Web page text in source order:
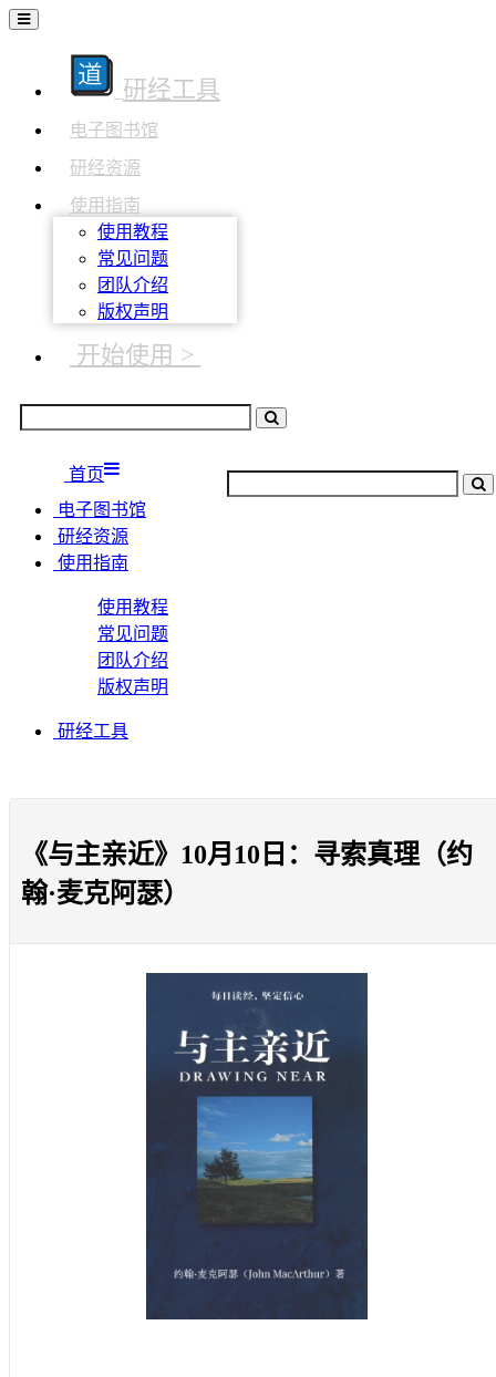
研经工具
电子图书馆
研经资源
使用指南
使用教程
常见问题
团队介绍
版权声明
开始使用 >
首页
电子图书馆
研经资源
使用指南
使用教程
常见问题
团队介绍
版权声明
研经工具
《与主亲近》10月10日：寻索真理（约
翰·麦克阿瑟）